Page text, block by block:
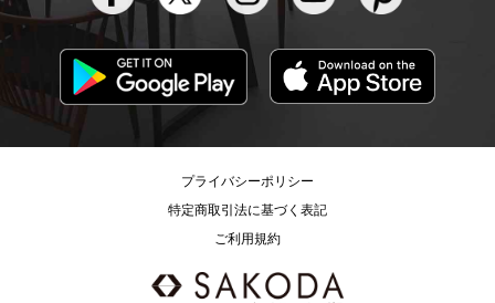
プライバシーポリシー
特定商取引法に基づく表記
ご利用規約